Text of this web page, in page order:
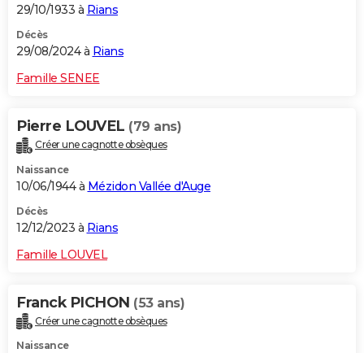
29/10/1933 à Rians
Décès
29/08/2024 à Rians
Famille SENEE
Pierre LOUVEL (79 ans)
Créer une cagnotte obsèques
Naissance
10/06/1944 à Mézidon Vallée d'Auge
Décès
12/12/2023 à Rians
Famille LOUVEL
Franck PICHON (53 ans)
Créer une cagnotte obsèques
Naissance